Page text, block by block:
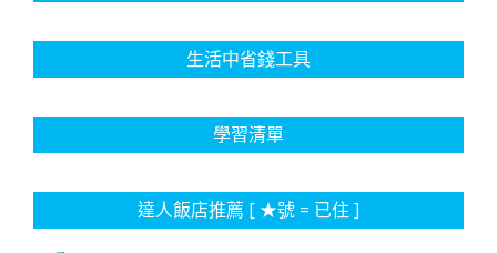
生活中省錢工具
學習清單
達人飯店推薦 [ ★號 = 已住 ]